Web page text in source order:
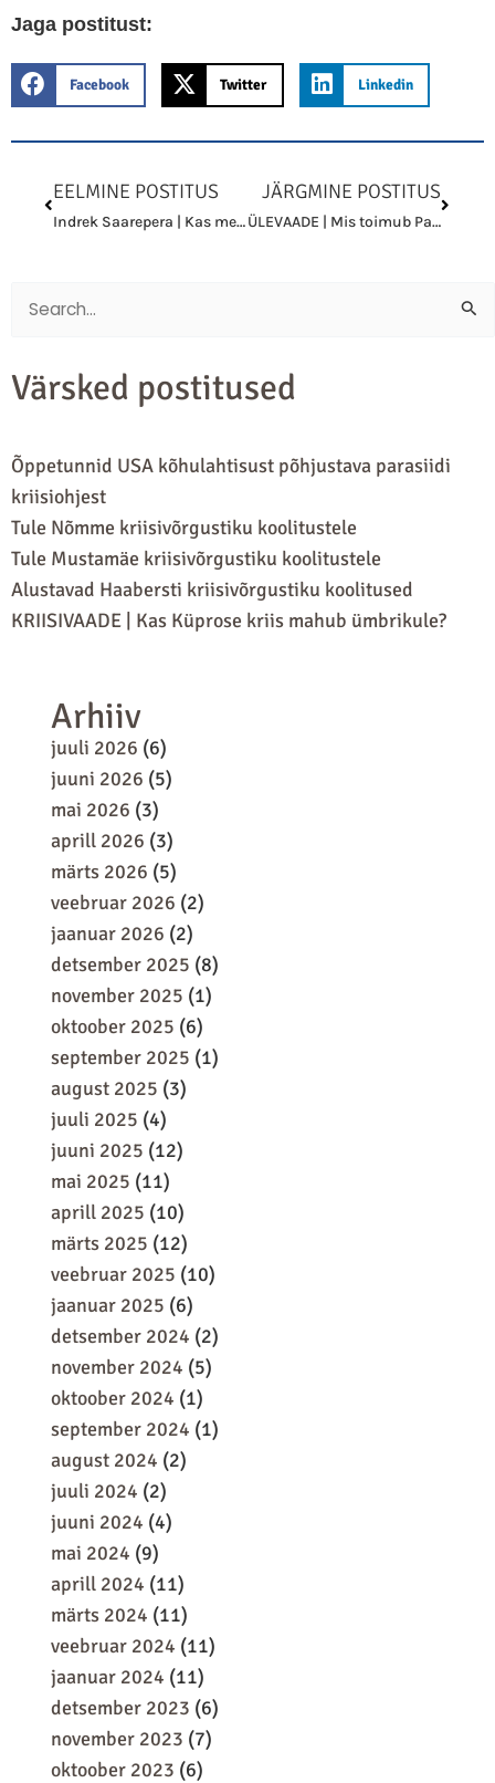
Jaga postitust:
Facebook Twitter Linkedin
EELMINE POSTITUS
Indrek Saarepera | Kas meie majad kaitsevad meid?
JÄRGMINE POSTITUS
ÜLEVAADE | Mis toimub Panamas?
Search
Värsked postitused
Õppetunnid USA kõhulahtisust põhjustava parasiidi
kriisiohjest
Tule Nõmme kriisivõrgustiku koolitustele
Tule Mustamäe kriisivõrgustiku koolitustele
Alustavad Haabersti kriisivõrgustiku koolitused
KRIISIVAADE | Kas Küprose kriis mahub ümbrikule?
Arhiiv
juuli 2026 (6)
juuni 2026 (5)
mai 2026 (3)
aprill 2026 (3)
märts 2026 (5)
veebruar 2026 (2)
jaanuar 2026 (2)
detsember 2025 (8)
november 2025 (1)
oktoober 2025 (6)
september 2025 (1)
august 2025 (3)
juuli 2025 (4)
juuni 2025 (12)
mai 2025 (11)
aprill 2025 (10)
märts 2025 (12)
veebruar 2025 (10)
jaanuar 2025 (6)
detsember 2024 (2)
november 2024 (5)
oktoober 2024 (1)
september 2024 (1)
august 2024 (2)
juuli 2024 (2)
juuni 2024 (4)
mai 2024 (9)
aprill 2024 (11)
märts 2024 (11)
veebruar 2024 (11)
jaanuar 2024 (11)
detsember 2023 (6)
november 2023 (7)
oktoober 2023 (6)